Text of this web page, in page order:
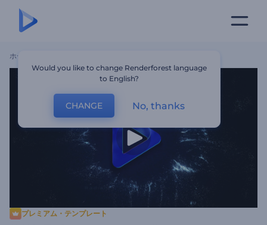
ホーム
プレミアム・テンプレート
Would you like to change Renderforest language
to English?
CHANGE No, thanks